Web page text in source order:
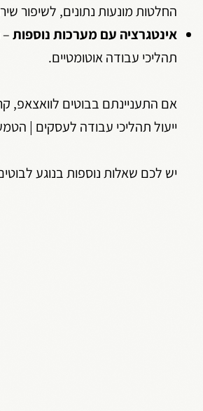
החלטות מונעות נתונים, לשיפור
אינטגרציה עם מערכות נוספות
תהליכי עבודה אוטומטיים.
אם התעניינתם בבוטים לוואצאפ,
ייעול תהליכי עבודה לעסקים |
יש לכם שאלות נוספות בנוגע